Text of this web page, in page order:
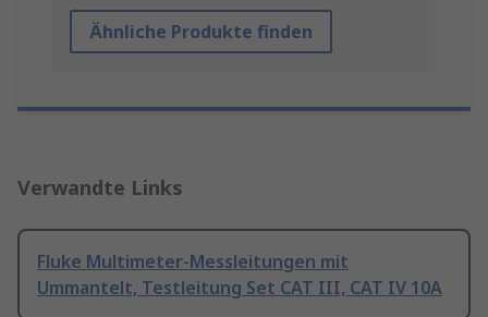
Ähnliche Produkte finden
Verwandte Links
Fluke Multimeter-Messleitungen mit
Ummantelt, Testleitung Set CAT III, CAT IV 10A